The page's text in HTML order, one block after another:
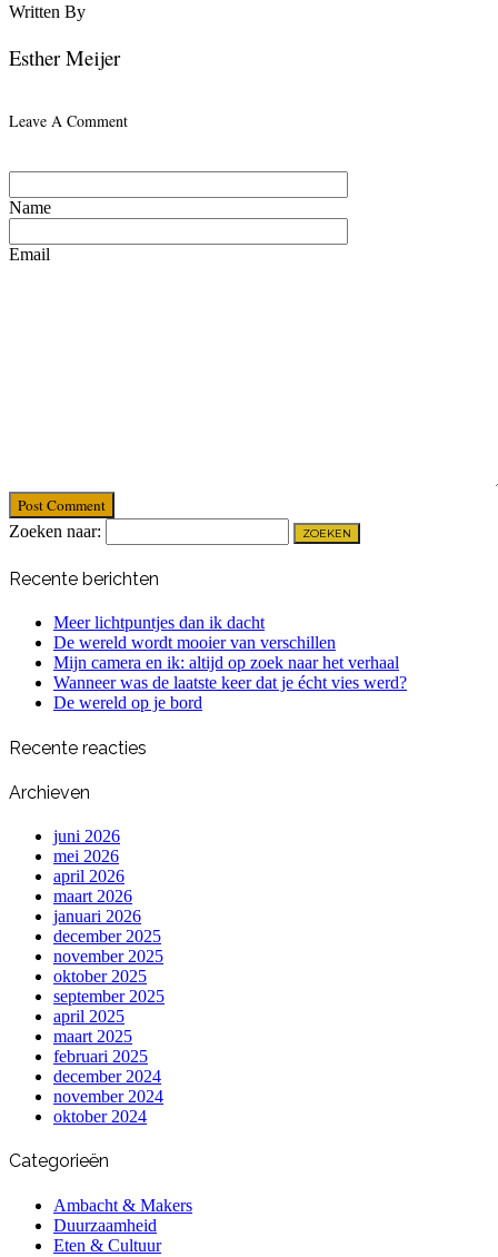
Written By
Esther Meijer
Leave A Comment
Name
Email
Post Comment
Zoeken naar:
Recente berichten
Meer lichtpuntjes dan ik dacht
De wereld wordt mooier van verschillen
Mijn camera en ik: altijd op zoek naar het verhaal
Wanneer was de laatste keer dat je écht vies werd?
De wereld op je bord
Recente reacties
Archieven
juni 2026
mei 2026
april 2026
maart 2026
januari 2026
december 2025
november 2025
oktober 2025
september 2025
april 2025
maart 2025
februari 2025
december 2024
november 2024
oktober 2024
Categorieën
Ambacht & Makers
Duurzaamheid
Eten & Cultuur